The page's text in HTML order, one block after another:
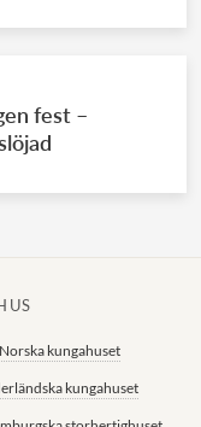
fest –
kungahuset
kungahuset